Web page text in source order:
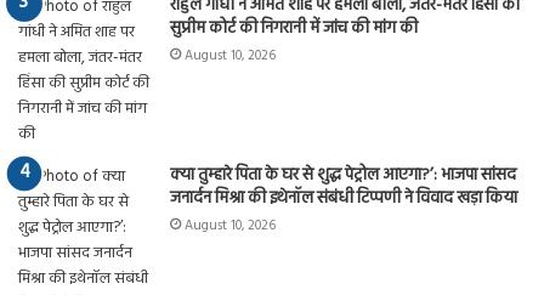
सुप्रीम कोर्ट की निगरानी में जांच की मांग की
August 10, 2026
क्या तुम्हारे पिता के घर से शुद्ध पेट्रोल आएगा?’: भाजपा सांसद
जनार्दन मिश्रा की इथेनॉल संबंधी टिप्पणी ने विवाद खड़ा किया
August 10, 2026